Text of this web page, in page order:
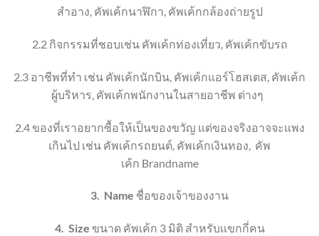
สำอาง,คัพเค้กนาฬิกา, คัพเค้กกล้องถ่ายรูป
2.2 กิจกรรมที่ชอบเช่น คัพเค้กท่องเที่ยว, คัพเค้กขับรถ
2.3 อาชีพที่ทำ เช่น คัพเค้กนักบิน คัพเค้กแอร์โฮสเตส คัพเค้ก
ผู้บริหาร , คัพเค้กพนักงานในสายอาชีพ ต่างๆ
2.4 ของที่เราอยากซื้อให้เป็นของขวัญ แต่ของจริงอาจจะแพง
เกินไป เช่น คัพเค้กรถยนต์ , คัพเค้กเงินทอง คัพ
เค้ก Brandname
3. Name ชื่อของเจ้าของงาน
4. Size ขนาด คัพเค้ก 3 มิติสำหรับแขกกี่คน